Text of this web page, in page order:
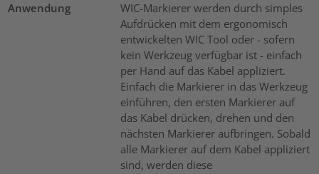
Anwendung
WIC-Markierer werden durch simples
Aufdrücken mit dem ergonomisch
entwickelten WIC Tool oder - sofern
kein Werkzeug verfügbar ist - einfach
per Hand auf das Kabel appliziert.
Einfach die Markierer in das Werkzeug
einführen, den ersten Markierer auf
das Kabel drücken, drehen und den
nächsten Markierer aufbringen. Sobald
alle Markierer auf dem Kabel appliziert
sind, werden diese